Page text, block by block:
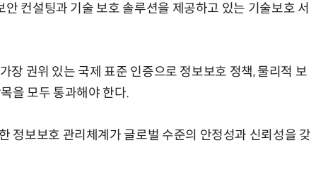
컨설팅과 기술 보호 솔루션을 제공하고 있는 기술보호 서
권위 있는 국제 표준 인증으로 정보보호 정책, 물리적 보
을 모두 통과해야 한다.
정보보호 관리체계가 글로벌 수준의 안정성과 신뢰성을 갖